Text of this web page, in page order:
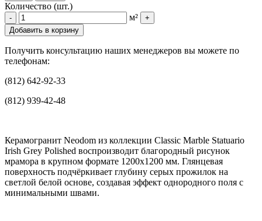
Количество (шт.)
- м²
+
Добавить в корзину
Получить консультацию наших менеджеров вы можете по
телефонам:
(812) 642-92-33
(812) 939-42-48
Керамогранит Neodom из коллекции Classic Marble Statuario
Irish Grey Polished воспроизводит благородный рисунок
мрамора в крупном формате 1200x1200 мм. Глянцевая
поверхность подчёркивает глубину серых прожилок на
светлой белой основе, создавая эффект однородного поля с
минимальными швами.